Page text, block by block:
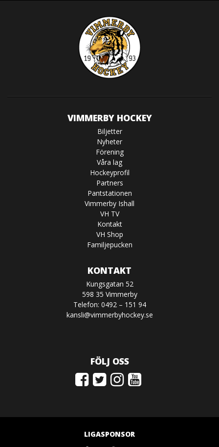
VIMMERBY HOCKEY
Biljetter
Nyheter
Förening
Våra lag
Hockeyprofil
Partners
Pantstationen
Vimmerby Ishall
VH TV
Kontakt
VH Shop
Familjepucken
KONTAKT
Kungsgatan 52
598 35 Vimmerby
Telefon: 0492 – 151 94
kansli@vimmerbyhockey.se
FÖLJ OSS
LIGASPONSOR